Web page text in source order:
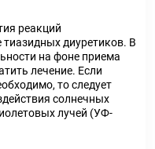
реакций
диуретиков. В
на фоне приема
лечение. Если
то следует
солнечных
лучей (УФ-